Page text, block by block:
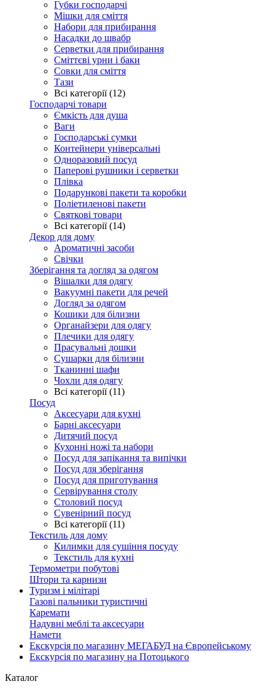
Губки господарчі
Мішки для сміття
Набори для прибирання
Насадки до швабр
Серветки для прибирання
Сміттєві урни і баки
Совки для сміття
Тази
Всі категорії (12)
Господарчі товари
Ємкість для душа
Ваги
Господарські сумки
Контейнери універсальні
Одноразовий посуд
Паперові рушники і серветки
Плівка
Подарункові пакети та коробки
Поліетиленові пакети
Святкові товари
Всі категорії (14)
Декор для дому
Ароматичні засоби
Свічки
Зберігання та догляд за одягом
Вішалки для одягу
Вакуумні пакети для речей
Догляд за одягом
Кошики для білизни
Органайзери для одягу
Плечики для одягу
Прасувальні дошки
Сушарки для білизни
Тканинні шафи
Чохли для одягу
Всі категорії (11)
Посуд
Аксесуари для кухні
Барні аксесуари
Дитячий посуд
Кухонні ножі та набори
Посуд для запікання та випічки
Посуд для зберігання
Посуд для приготування
Сервірування столу
Столовий посуд
Сувенірний посуд
Всі категорії (11)
Текстиль для дому
Килимки для сушіння посуду
Текстиль для кухні
Термометри побутові
Штори та карнизи
Туризм і мілітарі
Газові пальники туристичні
Каремати
Надувні меблі та аксесуари
Намети
Екскурсія по магазину МЕГАБУД на Європейському
Екскурсія по магазину на Потоцького
Каталог